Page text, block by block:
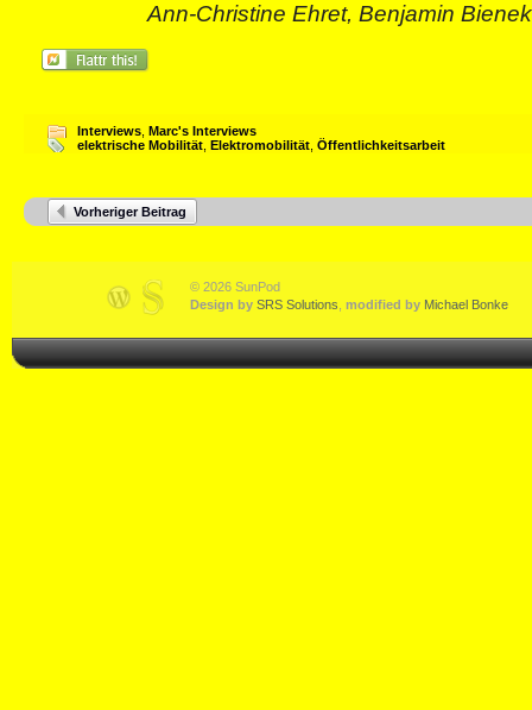
Ann-Christine Ehret, Benjamin
Interviews Marc's Interviews
elektrische Mobilität Elektromobilität Öffentlichkeitsarbeit
Vorheriger Beitrag
© 2026 SunPod
Design by SRS Solutions modified by Michael Bonke